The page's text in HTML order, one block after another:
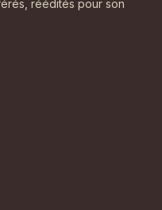
réédités pour son